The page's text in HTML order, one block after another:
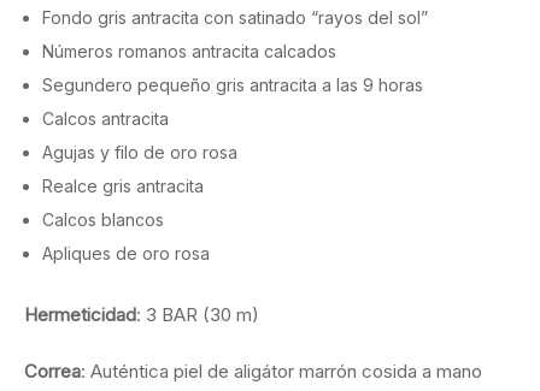
Fondo gris antracita con satinado “rayos del sol”
Números romanos antracita calcados
Segundero pequeño gris antracita a las 9 horas
Calcos antracita
Agujas y filo de oro rosa
Realce gris antracita
Calcos blancos
Apliques de oro rosa
Hermeticidad: 3 BAR (30 m)
Correa: Auténtica piel de aligátor marrón cosida a mano